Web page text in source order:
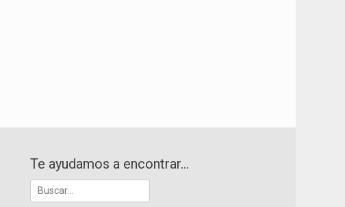
Te ayudamos a encontrar…
Buscar: